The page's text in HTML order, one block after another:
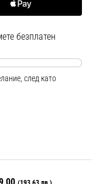
безплатен
след като